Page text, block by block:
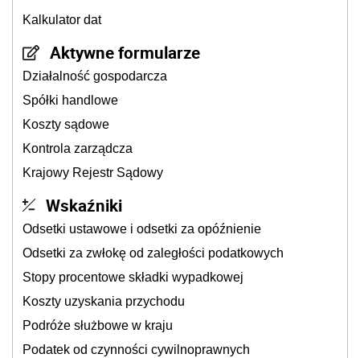
Kalkulator dat
Aktywne formularze
Działalność gospodarcza
Spółki handlowe
Koszty sądowe
Kontrola zarządcza
Krajowy Rejestr Sądowy
Wskaźniki
Odsetki ustawowe i odsetki za opóźnienie
Odsetki za zwłokę od zaległości podatkowych
Stopy procentowe składki wypadkowej
Koszty uzyskania przychodu
Podróże służbowe w kraju
Podatek od czynności cywilnoprawnych